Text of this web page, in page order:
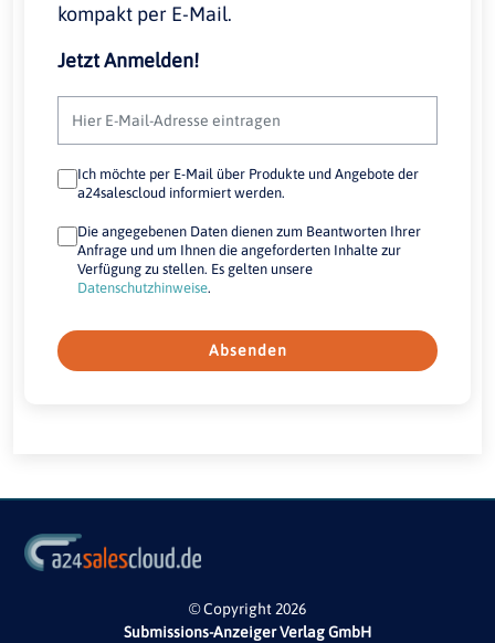
kompakt per E-Mail.
Jetzt Anmelden!
Ich möchte per E-Mail über Produkte und Angebote der
a24salescloud informiert werden.
Die angegebenen Daten dienen zum Beantworten Ihrer
Anfrage und um Ihnen die angeforderten Inhalte zur
Verfügung zu stellen. Es gelten unsere
Datenschutzhinweise.
Absenden
© Copyright 2026
Submissions-Anzeiger Verlag GmbH